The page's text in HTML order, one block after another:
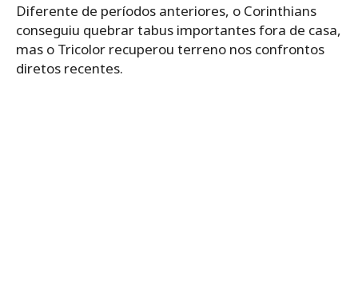
Diferente de períodos anteriores, o Corinthians
conseguiu quebrar tabus importantes fora de casa,
mas o Tricolor recuperou terreno nos confrontos
diretos recentes.